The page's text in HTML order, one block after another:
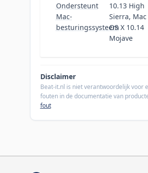
Ondersteunt
Mac-
besturingssysteem
10.13 High
Sierra, Mac
OS X 10.14
Mojave
Disclaimer
Beat-it.nl is niet verantwoordelijk voor
fouten in de documentatie van
fout